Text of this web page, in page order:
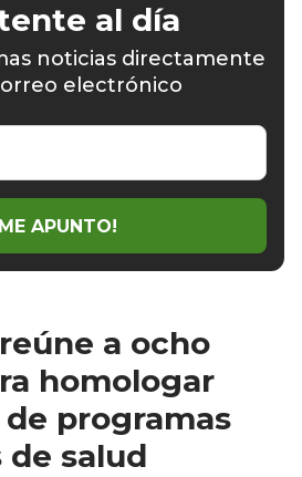
al día
noticias directamente
electrónico
APUNTO!
a ocho
homologar
programas
salud